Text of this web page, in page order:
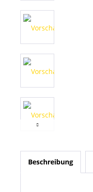
Beschreibung